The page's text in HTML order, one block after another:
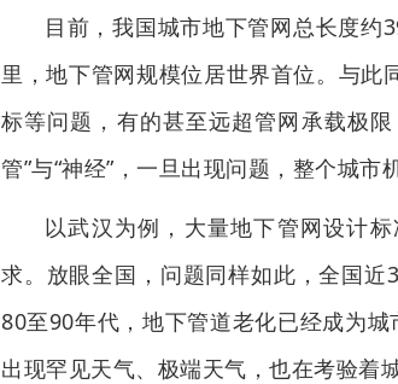
目前，我国城市地下管网总长度约
里，地下管网规模位居世界首位。与此
标等问题，有的甚至远超管网承载极
管”与“神经”，一旦出现问题，整个城市
以武汉为例，大量地下管网设计
求。放眼全国，问题同样如此，全国
80至90年代，地下管道老化已经成为
出现罕见天气、极端天气，也在考验着